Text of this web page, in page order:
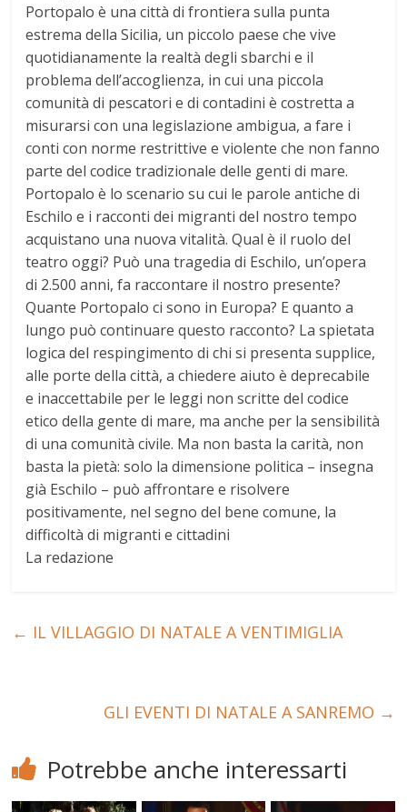
Portopalo è una città di frontiera sulla punta
estrema della Sicilia, un piccolo paese che vive
quotidianamente la realtà degli sbarchi e il
problema dell’accoglienza, in cui una piccola
comunità di pescatori e di contadini è costretta a
misurarsi con una legislazione ambigua, a fare i
conti con norme restrittive e violente che non fanno
parte del codice tradizionale delle genti di mare.
Portopalo è lo scenario su cui le parole antiche di
Eschilo e i racconti dei migranti del nostro tempo
acquistano una nuova vitalità. Qual è il ruolo del
teatro oggi? Può una tragedia di Eschilo, un’opera
di 2.500 anni, fa raccontare il nostro presente?
Quante Portopalo ci sono in Europa? E quanto a
lungo può continuare questo racconto? La spietata
logica del respingimento di chi si presenta supplice,
alle porte della città, a chiedere aiuto è deprecabile
e inaccettabile per le leggi non scritte del codice
etico della gente di mare, ma anche per la sensibilità
di una comunità civile. Ma non basta la carità, non
basta la pietà: solo la dimensione politica – insegna
già Eschilo – può affrontare e risolvere
positivamente, nel segno del bene comune, la
difficoltà di migranti e cittadini
La redazione
← IL VILLAGGIO DI NATALE A VENTIMIGLIA
GLI EVENTI DI NATALE A SANREMO →
Potrebbe anche interessarti